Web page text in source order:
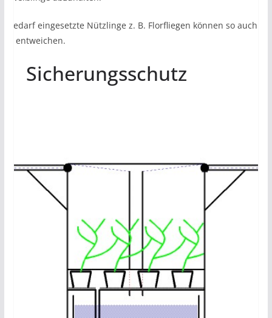
Bedarf eingesetzte Nützlinge z. B. Florfliegen können so auch
entweichen.
Sicherungsschutz